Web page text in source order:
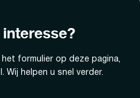
formulier op deze pagina,
Wij helpen u snel verder.